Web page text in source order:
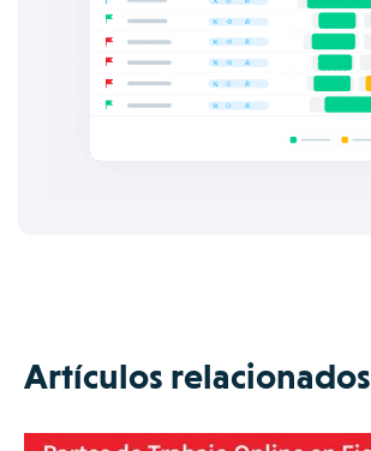
Artículos relacionados